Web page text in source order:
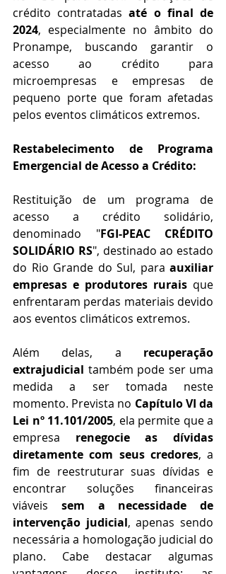
crédito contratadas até o final de
2024, especialmente no âmbito do
Pronampe, buscando garantir o
acesso ao crédito para
microempresas e empresas de
pequeno porte que foram afetadas
pelos eventos climáticos extremos.
Restabelecimento de Programa
Emergencial de Acesso a Crédito:
Restituição de um programa de
acesso a crédito solidário,
denominado "FGI-PEAC CRÉDITO
SOLIDÁRIO RS", destinado ao estado
do Rio Grande do Sul, para auxiliar
empresas e produtores rurais que
enfrentaram perdas materiais devido
aos eventos climáticos extremos.
Além delas, a recuperação
extrajudicial também pode ser uma
medida a ser tomada neste
momento. Prevista no Capítulo VI da
Lei nº 11.101/2005, ela permite que a
empresa renegocie as dívidas
diretamente com seus credores, a
fim de reestruturar suas dívidas e
encontrar soluções financeiras
viáveis sem a necessidade de
intervenção judicial, apenas sendo
necessária a homologação judicial do
plano. Cabe destacar algumas